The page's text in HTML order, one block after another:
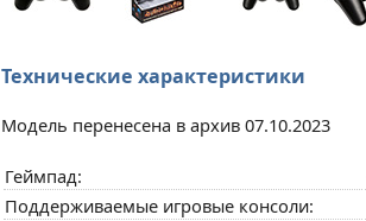
Технические характеристики
Модель перенесена в архив 07.10.2023
Геймпад:
Поддерживаемые игровые консоли: